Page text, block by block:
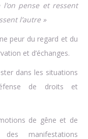
pense et ressent
l’autre »
peur du regard et du
et d’échanges.
dans les situations
de droits et
de gêne et de
des manifestations